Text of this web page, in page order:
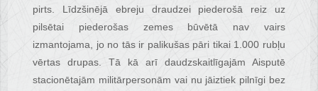
pirts. Līdzšinējā ebreju draudzei piederošā reiz uz
pilsētai piederošas zemes būvētā nav vairs
izmantojama, jo no tās ir palikušas pāri tikai 1.000 rubļu
vērtas drupas. Tā kā arī daudzskaitlīgajām Aisputē
stacionētajām militārpersonām vai nu jāiztiek pilnīgi bez